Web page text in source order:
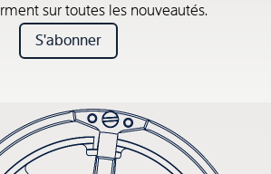
sur toutes les nouveautés.
S'abonner